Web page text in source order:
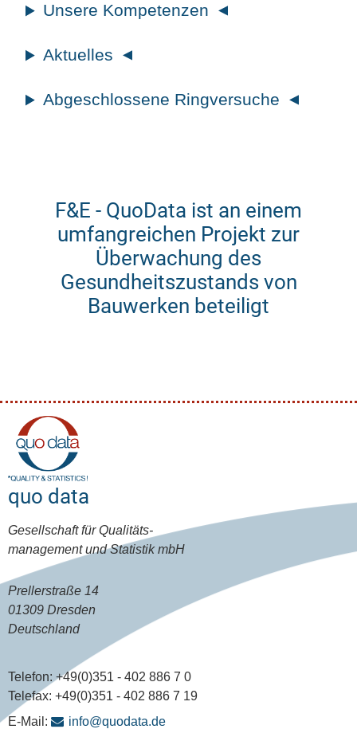
Unsere Kompetenzen
Aktuelles
Abgeschlossene Ringversuche
F&E - QuoData ist an einem
umfangreichen Projekt zur
Überwachung des
Gesundheitszustands von
Bauwerken beteiligt
quo data
Gesellschaft für Qualitäts-
management und Statistik mbH
Prellerstraße 14
01309 Dresden
Deutschland
Telefon: +49(0)351 - 402 886 7 0
Telefax: +49(0)351 - 402 886 7 19
E-Mail:
info@quodata.de